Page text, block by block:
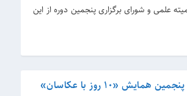
علمی و شورای برگزاری پنجمین دوره از این
«۱۰ روز با عکاسان»